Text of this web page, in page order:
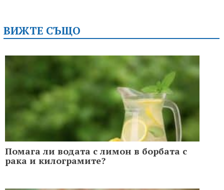
ВИЖТЕ СЪЩО
Помага ли водата с лимон в борбата с
рака и килограмите?